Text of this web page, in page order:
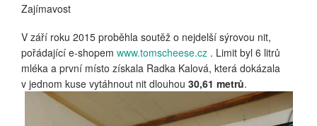
Zajímavost
V září roku 2015 proběhla soutěž o nejdelší sýrovou nit,
pořádající e-shopem www.tomscheese.cz . Limit byl 6 litrů
mléka a první místo získala Radka Kalová, která dokázala
v jednom kuse vytáhnout nit dlouhou 30,61 metrů.